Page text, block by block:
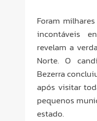
Foram
incontáveis
revelam a
Norte. O
Bezerra
após visitar
pequenos
estado.